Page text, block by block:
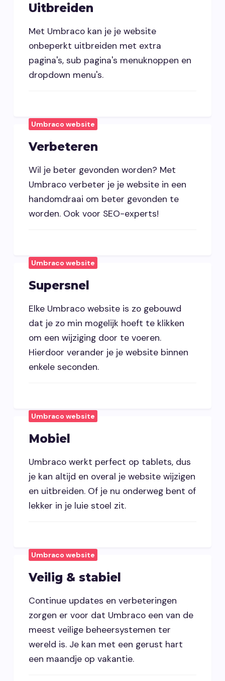
Uitbreiden
Met Umbraco kan je je website
onbeperkt uitbreiden met extra
pagina's, sub pagina's menuknoppen en
dropdown menu's.
Verbeteren
Umbraco website
Wil je beter gevonden worden? Met
Umbraco verbeter je je website in een
handomdraai om beter gevonden te
worden. Ook voor SEO-experts!
Supersnel
Umbraco website
Elke Umbraco website is zo gebouwd
dat je zo min mogelijk hoeft te klikken
om een wijziging door te voeren.
Hierdoor verander je je website binnen
enkele seconden.
Mobiel
Umbraco website
Umbraco werkt perfect op tablets, dus
je kan altijd en overal je website wijzigen
en uitbreiden. Of je nu onderweg bent of
lekker in je luie stoel zit.
Veilig & stabiel
Umbraco website
Continue updates en verbeteringen
zorgen er voor dat Umbraco een van de
meest veilige beheersystemen ter
wereld is. Je kan met een gerust hart
een maandje op vakantie.